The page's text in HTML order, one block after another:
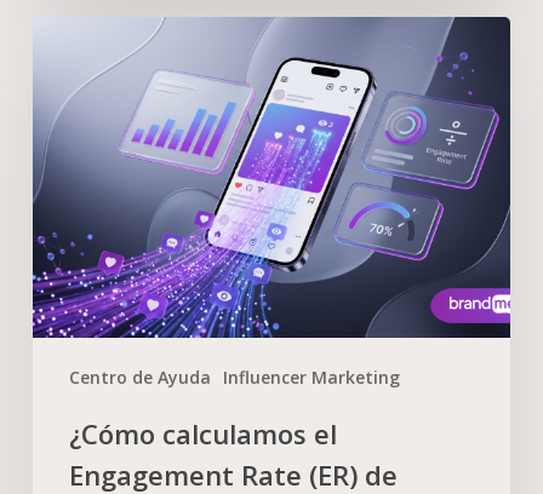
Centro de Ayuda Influencer Marketing
¿Cómo calculamos el
Engagement Rate (ER) de